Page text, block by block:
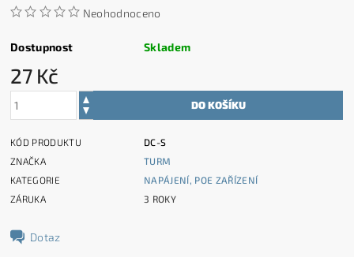
Neohodnoceno
Dostupnost Skladem
27 Kč
KÓD PRODUKTU
DC-S
ZNAČKA
TURM
KATEGORIE
NAPÁJENÍ, POE ZAŘÍZENÍ
ZÁRUKA
3 ROKY
Dotaz